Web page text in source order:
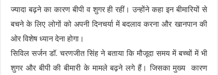
ज्यादा बढ़ने का कारण बीपी व शुगर ही रहीं। उन्होंने कहा इन बीमारियों से
बचने के लिए लोगों को अपनी दिनचर्या में बदलाव करना और खानपान की
ओर विशेष ध्यान देना होगा।
सिविल सर्जन डॉ. चरणजीत सिंह ने बताया कि मौजूदा समय में बच्चों में भी
शुगर और बीपी की बीमारी के मामले बढ़ने लगे हैं। जिसका मुख्य कारण